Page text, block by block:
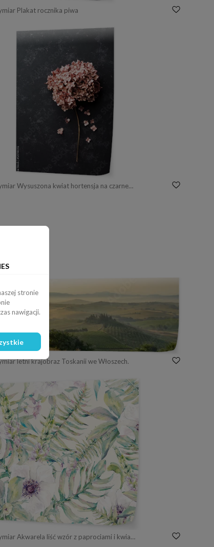
Plakat rocznika piwa
Fototapeta na wymiar Wysuszona kwiat hortensja na czarnego rocznika stołowym odgórnym widoku. Płaski układ.
letni krajobraz Toskanii we Włoszech.
Fototapeta na wymiar Akwarela liść wzór z paprociami i kwiatami
stronie
nawigacji.